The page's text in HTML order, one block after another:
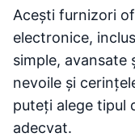
Acești furnizori
electronice,
simple, avansate
nevoile și
puteți alege tipul
adecvat.